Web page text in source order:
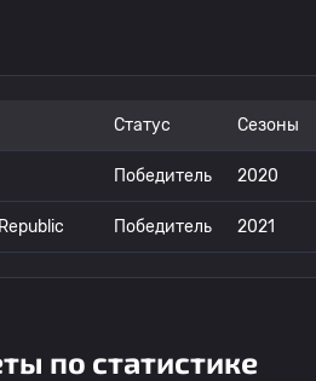
Статус Сезоны
Победитель 2020
Победитель 2021
по статистике